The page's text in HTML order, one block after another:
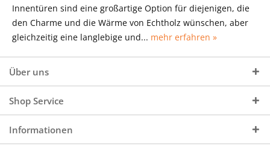
Innentüren sind eine großartige Option für diejenigen, die
den Charme und die Wärme von Echtholz wünschen, aber
gleichzeitig eine langlebige und... mehr erfahren »
Über uns
Shop Service
Informationen